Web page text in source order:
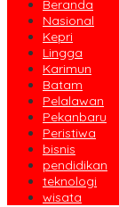
Beranda
Nasional
Kepri
Lingga
Karimun
Batam
Pelalawan
Pekanbaru
Peristiwa
bisnis
pendidikan
teknologi
wisata